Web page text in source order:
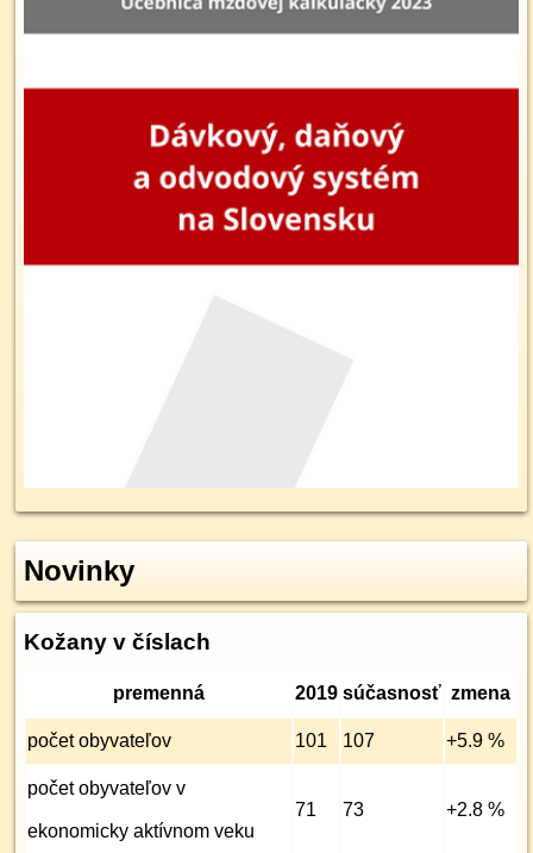
Novinky
Kožany v číslach
premenná 2019 súčasnosť zmena
počet obyvateľov 101 107 +5.9 %
počet obyvateľov v
ekonomicky aktívnom veku
71 73 +2.8 %